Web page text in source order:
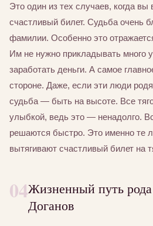
Это один из тех случаев, когда вы
счастливый билет. Судьба очень
фамилии. Особенно это
Им не нужно прикладывать много
заработать деньги. А самое
стороне. Даже, если эти люди
судьба — быть на высоте. Все
улыбкой, ведь это — ненадолго.
решаются быстро. Это именно те
вытягивают счастливый билет на
04Жизненный путь
Доганов